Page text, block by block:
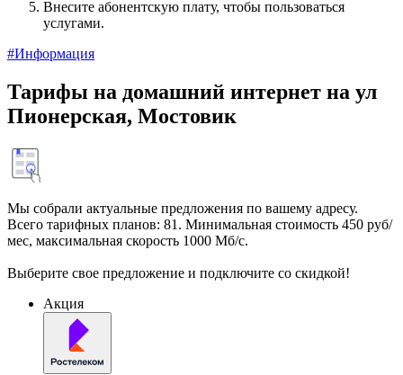
Внесите абонентскую плату, чтобы пользоваться
услугами.
#Информация
Тарифы на домашний интернет на ул
Пионерская, Мостовик
Мы собрали актуальные предложения по вашему адресу.
Всего тарифных планов: 81. Минимальная стоимость 450 руб/
мес, максимальная скорость 1000 Мб/с.
Выберите свое предложение и подключите со скидкой!
Акция